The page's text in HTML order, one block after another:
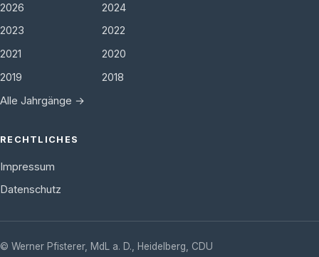
2026
2024
2023
2022
2021
2020
2019
2018
Alle Jahrgänge →
RECHTLICHES
Impressum
Datenschutz
© Werner Pfisterer, MdL a. D., Heidelberg, CDU